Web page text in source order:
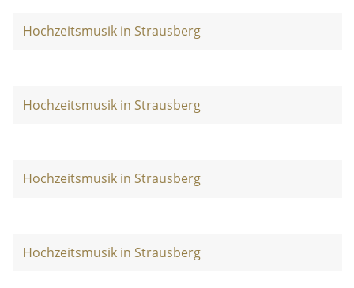
Hochzeitsmusik in Strausberg
Hochzeitsmusik in Strausberg
Hochzeitsmusik in Strausberg
Hochzeitsmusik in Strausberg